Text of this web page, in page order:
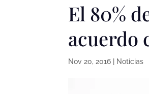
El 80%
acuerdo
Nov 20, 2016 Noticias